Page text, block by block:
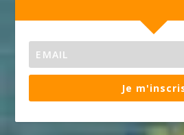
Je